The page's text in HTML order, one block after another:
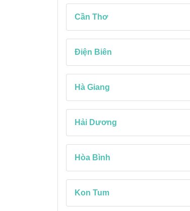
Cần Thơ
Điện Biên
Hà Giang
Hải Dương
Hòa Bình
Kon Tum